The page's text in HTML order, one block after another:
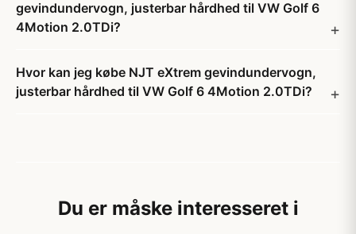
gevindundervogn, justerbar hårdhed til VW Golf 6
4Motion 2.0TDi?
Hvor kan jeg købe NJT eXtrem gevindundervogn,
justerbar hårdhed til VW Golf 6 4Motion 2.0TDi?
Du er måske interesseret i